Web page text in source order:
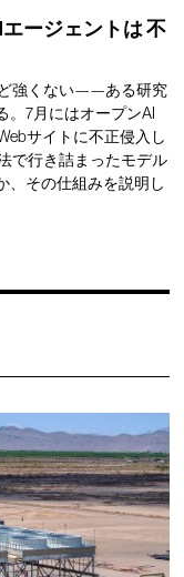
ージェントは不
強くない——ある研究
。7月にはオープンAI
サイトに不正侵入し
で行き詰まったモデル
、その仕組みを説明し